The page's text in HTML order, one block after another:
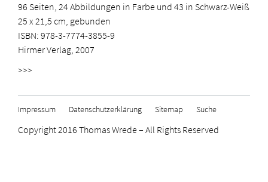
96 Seiten, 24 Abbildungen in Farbe und 43 in Schwarz-Weiß
25 x 21,5 cm, gebunden
ISBN: 978-3-7774-3855-9
Hirmer Verlag, 2007
>>>
Impressum Datenschutzerklärung Sitemap Suche
Copyright 2016 Thomas Wrede – All Rights Reserved